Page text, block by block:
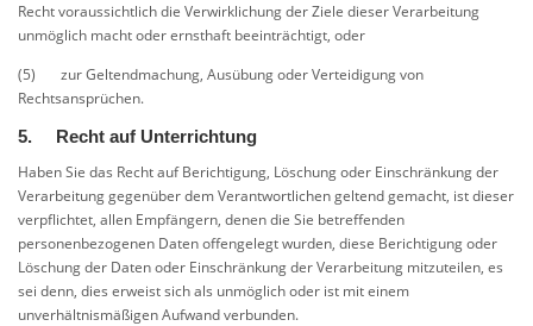
Recht voraussichtlich die Verwirklichung der Ziele dieser Verarbeitung
unmöglich macht oder ernsthaft beeinträchtigt, oder
(5) zur Geltendmachung, Ausübung oder Verteidigung von
Rechtsansprüchen.
5. Recht auf Unterrichtung
Haben Sie das Recht auf Berichtigung, Löschung oder Einschränkung der
Verarbeitung gegenüber dem Verantwortlichen geltend gemacht, ist dieser
verpflichtet, allen Empfängern, denen die Sie betreffenden
personenbezogenen Daten offengelegt wurden, diese Berichtigung oder
Löschung der Daten oder Einschränkung der Verarbeitung mitzuteilen, es
sei denn, dies erweist sich als unmöglich oder ist mit einem
unverhältnismäßigen Aufwand verbunden.